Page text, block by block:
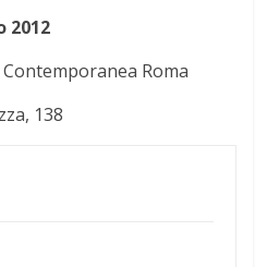
2012
Contemporanea Roma
138